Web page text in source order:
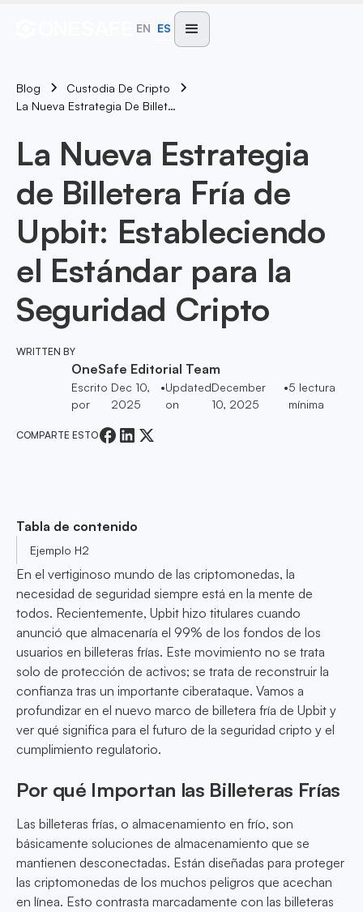
EN ES
Blog
Custodia De Cripto
La Nueva Estrategia De Billetera Fría De Upbit: Estableciendo El Estándar Para La Seguridad Cripto
La Nueva Estrategia
de Billetera Fría de
Upbit: Estableciendo
el Estándar para la
Seguridad Cripto
WRITTEN BY
OneSafe Editorial Team
Escrito
por
Dec 10,
2025
•Updated
on
December
10, 2025
•5 lectura
mínima
COMPARTE ESTO
Tabla de contenido
Ejemplo H2
En el vertiginoso mundo de las criptomonedas, la
necesidad de seguridad siempre está en la mente de
todos. Recientemente, Upbit hizo titulares cuando
anunció que almacenaría el 99% de los fondos de los
usuarios en billeteras frías. Este movimiento no se trata
solo de protección de activos; se trata de reconstruir la
confianza tras un importante ciberataque. Vamos a
profundizar en el nuevo marco de billetera fría de Upbit y
ver qué significa para el futuro de la seguridad cripto y el
cumplimiento regulatorio.
Por qué Importan las Billeteras Frías
Las billeteras frías, o almacenamiento en frío, son
básicamente soluciones de almacenamiento que se
mantienen desconectadas. Están diseñadas para proteger
las criptomonedas de los muchos peligros que acechan
en línea. Esto contrasta marcadamente con las billeteras